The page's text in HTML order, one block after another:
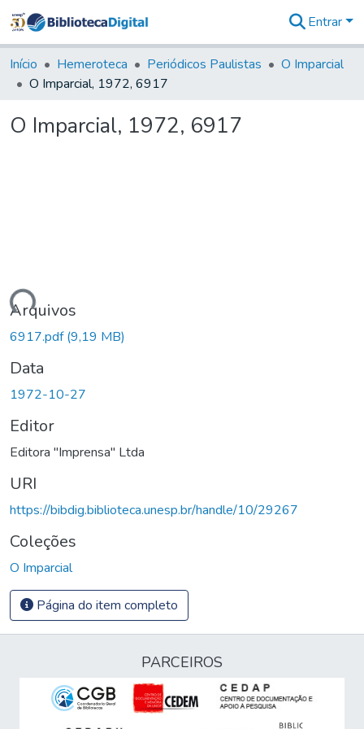
&
Coleções
Tudo na
Digital
Entrar
Início Hemeroteca Periódicos Paulistas
O Imparcial
O Imparcial, 1972, 6917
O Imparcial, 1972, 6917
Arquivos
6917.pdf(9,19 MB)
Data
1972-10-27
Editor
Editora "Imprensa" Ltda
URI
https://bibdig.biblioteca.unesp.br/handle/10/29267
Coleções
O Imparcial
Página do item completo
PARCEIROS